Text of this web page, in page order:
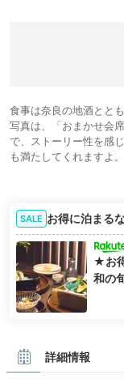
食事は奈良の地酒とと
写真は、「おまかせ会
で、ストーリー性を感
も満たしてくれますよ。
SALE お得に泊まる
★お
和の
詳細情報